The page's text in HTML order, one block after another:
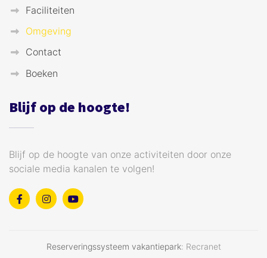
Faciliteiten
Omgeving
Contact
Boeken
Blijf op de hoogte!
Blijf op de hoogte van onze activiteiten door onze
sociale media kanalen te volgen!
Reserveringssysteem vakantiepark: Recranet